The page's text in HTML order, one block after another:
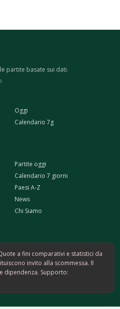
partite basate sui dati.
Oggi
Calendario 7g
Partite oggi
Calendario 7 giorni
Paesi A-Z
News
Chi Siamo
a fini comparativi e statistici da
invito alla scommessa. Il
dipendenza. Supporto: